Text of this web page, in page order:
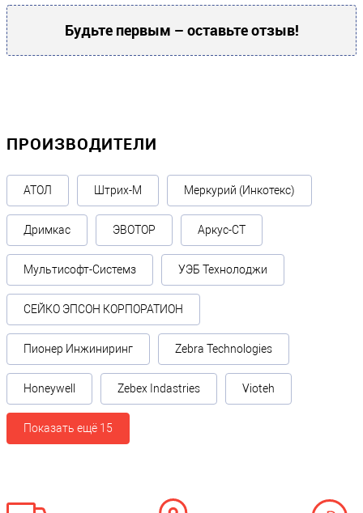
Процессор
Тактовая частота, ГГц
4
Эквайринг
Типы эквайринга ?
Apple Pay / Бесконтактные банковские карты / Банковские
карты с чипом / Google Pay / Банковские карты с магнитной
Стандарты защиты
Защита от влаги
IP-54
Цвет
Будьте первым – оставьте отзыв!
ПРОИЗВОДИТЕЛИ
АТОЛ Штрих-М Меркурий (Инкотекс)
Дримкас ЭВОТОР Аркус-СТ
Мультисофт-Системз УЭБ Технолоджи
СЕЙКО ЭПСОН КОРПОРАТИОН
Пионер Инжиниринг Zebra Technologies
Honeywell Zebex Indastries Vioteh
Показать ещё 15